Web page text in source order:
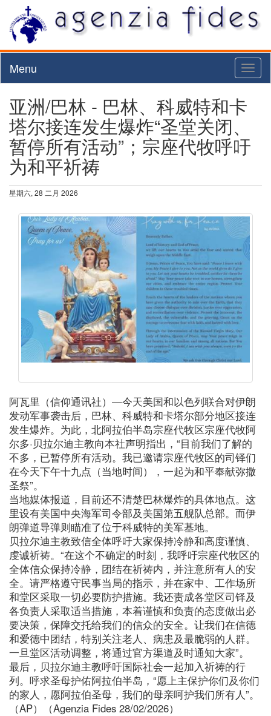
Menu
亚洲/巴林 - 巴林、科威特和卡
塔尔接连发生爆炸“圣堂关闭、
暂停所有活动”；宗座代牧呼吁
为和平祈祷
星期六, 28 二月 2026
阿瓦里（信仰通讯社）—今天美国和以色列联合对伊朗
发动军事袭击后，巴林、科威特和卡塔尔部分地区接连
发生爆炸。为此，北阿拉伯半岛宗座代牧区宗座代牧阿
尔多·贝拉尔迪主教向本社声明指出，“目前我们了解的
不多，已暂停所有活动。我已邀请宗座代牧区的司铎们
在今天下午十九点（当地时间），一起为和平奉献弥撒
圣祭”。
当地媒体报道，目前还不清楚巴林爆炸的具体地点。这
里设有美国中央海军司令部及美国第五舰队总部。而伊
朗弹道导弹则瞄准了位于科威特的美军基地。
贝拉尔迪主教致信全体呼吁大家保持冷静和高度谨慎、
虔诚祈祷。“在这个不确定的时刻，我呼吁宗座代牧区的
全体信众保持冷静，团结在祈祷内，并注意所有人的安
全。请严格遵守民事当局的指示，并在家中、工作场所
和堂区采取一切必要防护措施。我还责成各堂区司铎及
各负责人采取适当措施，本着谨慎和负责的态度做出必
要决策，保障交托给我们的信众的安全。让我们在信德
和爱德中团结，特别关注老人、病患及最脆弱的人群。
一旦堂区活动调整，将通过官方渠道及时通知大家”。
最后，贝拉尔迪主教呼吁国际社会一起加入祈祷的行
列。呼求圣母护佑阿拉伯半岛，“愿上主保护你们及你们
的家人，愿阿拉伯圣母，我们的母亲呵护我们所有人”。
（AP）（Agenzia Fides 28/02/2026）